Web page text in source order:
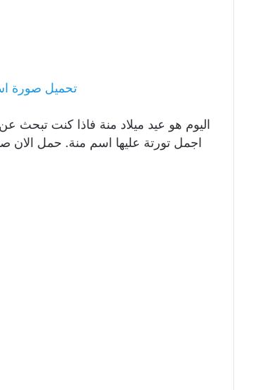
تحميل صورة
اليوم هو عيد ميلاد منة فاذا كنت تبحث
اجمل تورتة عليها اسم منة. حمل الان